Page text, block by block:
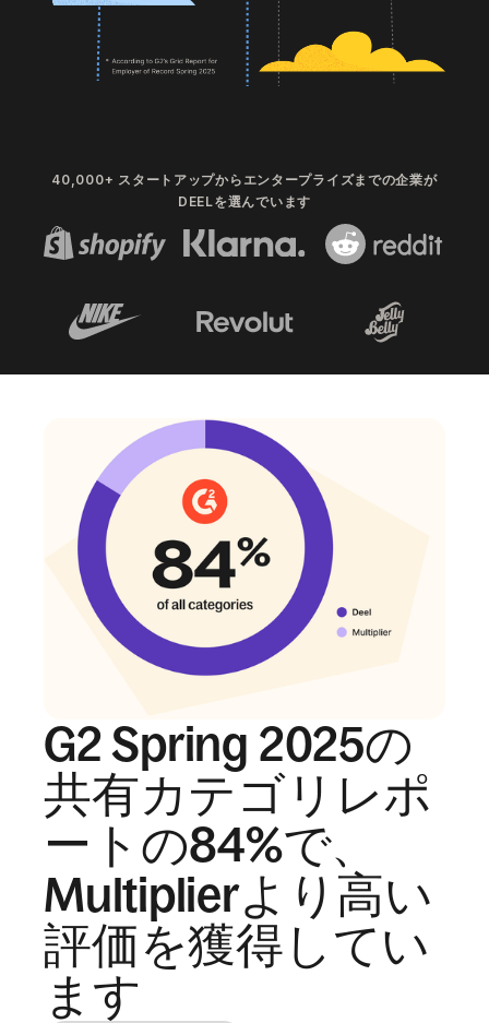
40,000+ スタートアップからエンタープライズまでの企業が
DEELを選んでいます
G2 Spring 2025の
共有カテゴリレポ
ートの84%で、
Multiplierより高い
評価を獲得してい
ます